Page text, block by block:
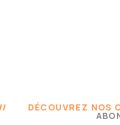
DÉCOUVREZ NOS